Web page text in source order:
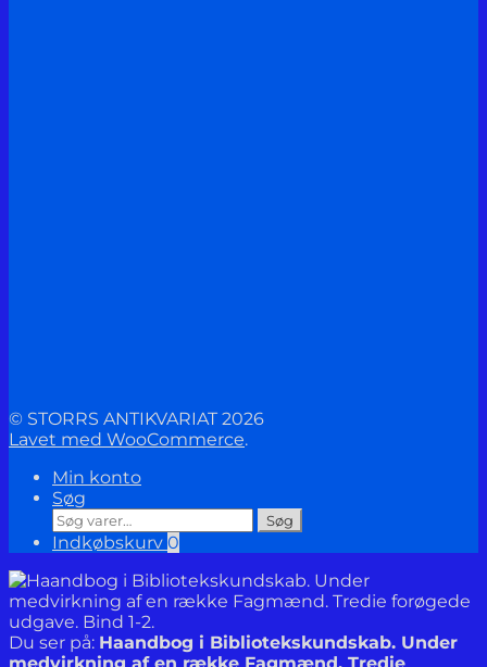
© STORRS ANTIKVARIAT 2026
Lavet med WooCommerce.
Min konto
Søg
Søg
efter:
Søg
Indkøbskurv 0
Du ser på: Haandbog i Bibliotekskundskab. Under